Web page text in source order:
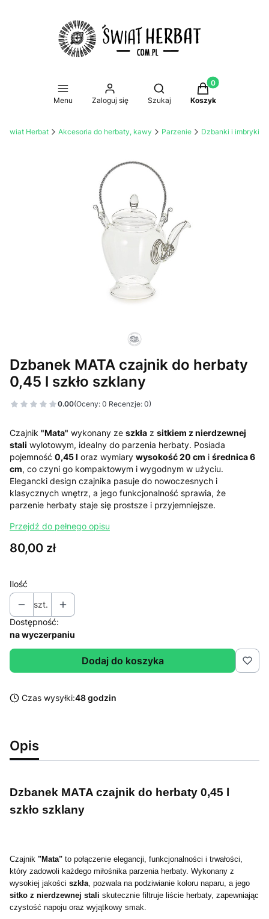
Menu Zaloguj się
Otwórz wyszukiwarkę
Szukaj
Produkty w
Koszyk
Świat Herbat Akcesoria do herbaty, kawy Parzenie Dzbanki i imbryki
Dzbanek MATA czajnik do herbaty
0,45 l szkło szklany
0.00(Oceny: 0 Recenzje: 0)
Czajnik "Mata" wykonany ze szkła z sitkiem z nierdzewnej
stali wylotowym, idealny do parzenia herbaty. Posiada
pojemność 0,45 l oraz wymiary wysokość 20 cm i średnica 6
cm, co czyni go kompaktowym i wygodnym w użyciu.
Elegancki design czajnika pasuje do nowoczesnych i
klasycznych wnętrz, a jego funkcjonalność sprawia, że
parzenie herbaty staje się prostsze i przyjemniejsze.
Przejdź do pełnego opisu
Cena
80,00 zł
Ilość
szt.
Dostępność:
na wyczerpaniu
Dodaj do koszyka
Czas wysyłki:48 godzin
Opis
Dzbanek MATA czajnik do herbaty 0,45 l
szkło szklany
Czajnik "Mata" to połączenie elegancji, funkcjonalności i trwałości,
który zadowoli każdego miłośnika parzenia herbaty. Wykonany z
wysokiej jakości szkła , pozwala na podziwianie koloru naparu, a jego
sitko z nierdzewnej stali skutecznie filtruje liście herbaty, zapewniając
czystość napoju oraz wyjątkowy smak.